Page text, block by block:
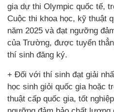
gia dự thi Olympic quốc tế,
Cuộc thi khoa học, kỹ thuật
năm 2025 và đạt ngưỡng
của Trường, được tuyển
thí sinh đăng ký.
+ Đối với thí sinh đạt giải
học sinh giỏi quốc gia hoặc
thuật cấp quốc gia, tốt